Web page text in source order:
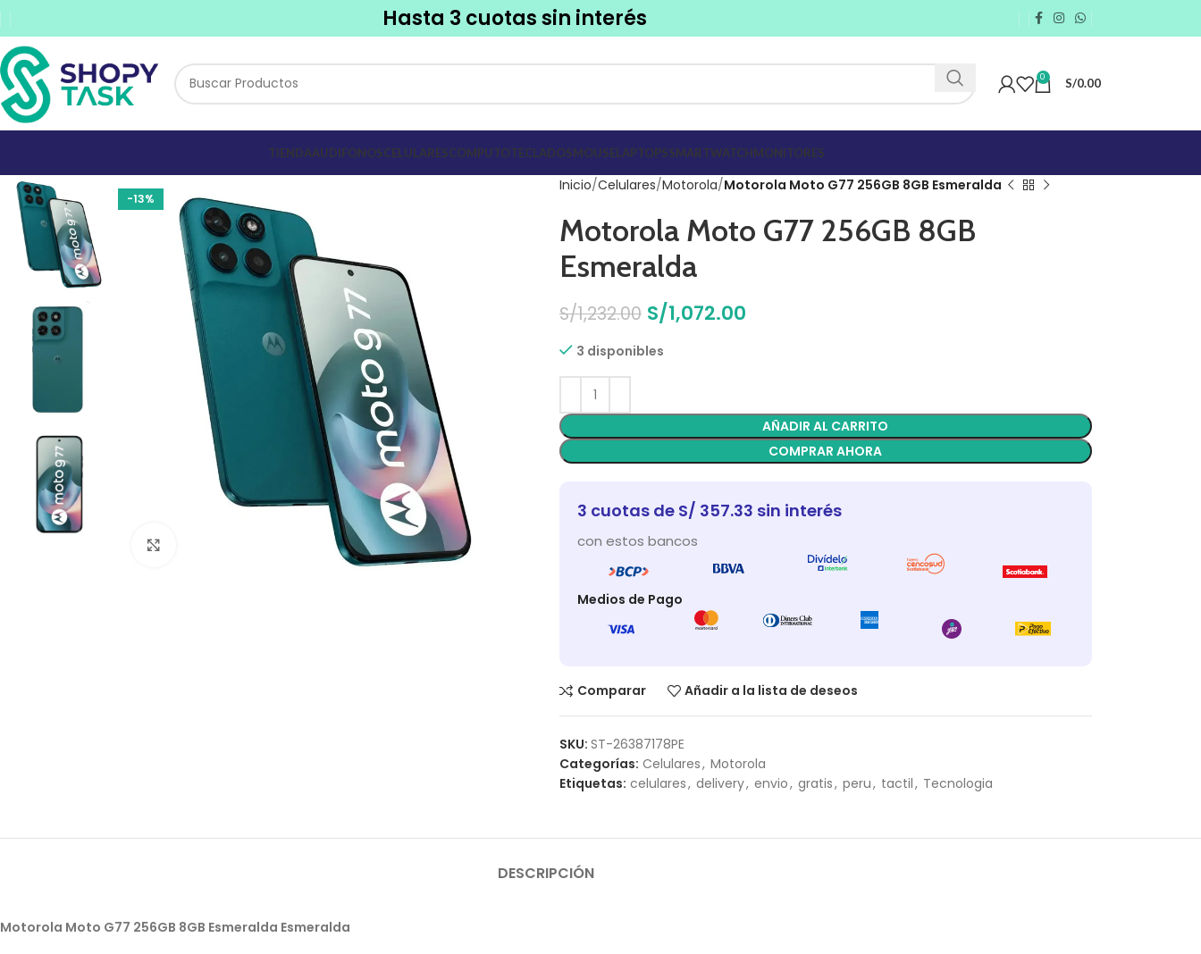
Hasta 3 cuotas sin interés
0 S/0.00
TIENDAAUDIFONOSCELULARESCOMPUTOTECLADOSMOUSELAPTOPSSMARTWATCHMONITORES
-13%
Inicio Celulares Motorola Motorola Moto G77 256GB 8GB Esmeralda
Motorola Moto G77 256GB 8GB
Esmeralda
S/1,232.00 S/1,072.00
3 disponibles
AÑADIR AL CARRITO
COMPRAR AHORA
3 cuotas de S/ 357.33 sin interés
con estos bancos
Medios de Pago
Comparar Añadir a la lista de deseos
SKU: ST-26387178PE
Categorías: Celulares, Motorola
Etiquetas: celulares, delivery, envio, gratis, peru, tactil, Tecnologia
DESCRIPCIÓN
Motorola Moto G77 256GB 8GB Esmeralda Esmeralda